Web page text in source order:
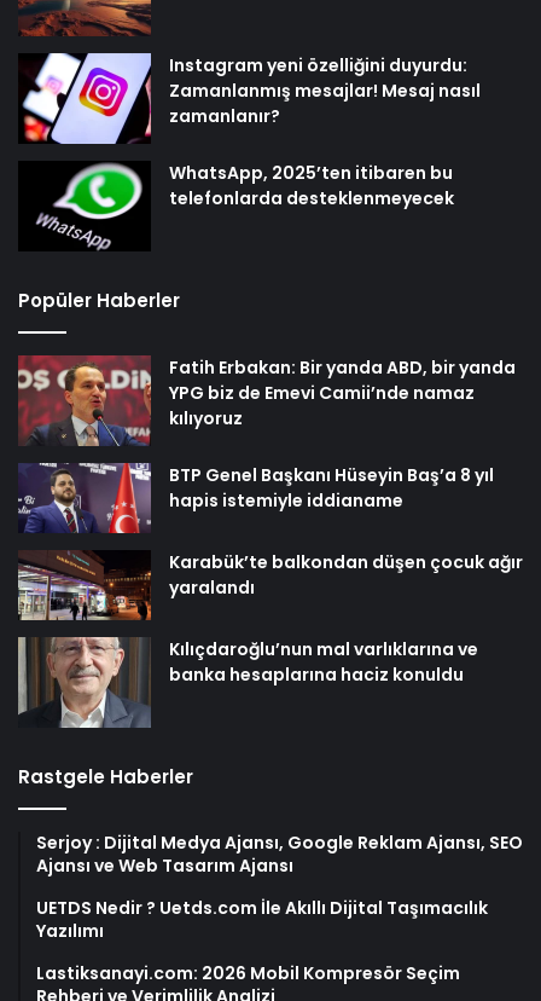
Instagram yeni özelliğini duyurdu:
Zamanlanmış mesajlar! Mesaj nasıl
zamanlanır?
WhatsApp, 2025’ten itibaren bu
telefonlarda desteklenmeyecek
Popüler Haberler
Fatih Erbakan: Bir yanda ABD, bir yanda
YPG biz de Emevi Camii’nde namaz
kılıyoruz
BTP Genel Başkanı Hüseyin Baş’a 8 yıl
hapis istemiyle iddianame
Karabük’te balkondan düşen çocuk ağır
yaralandı
Kılıçdaroğlu’nun mal varlıklarına ve
banka hesaplarına haciz konuldu
Rastgele Haberler
Serjoy : Dijital Medya Ajansı, Google Reklam Ajansı, SEO
Ajansı ve Web Tasarım Ajansı
UETDS Nedir ? Uetds.com İle Akıllı Dijital Taşımacılık
Yazılımı
Lastiksanayi.com: 2026 Mobil Kompresör Seçim
Rehberi ve Verimlilik Analizi